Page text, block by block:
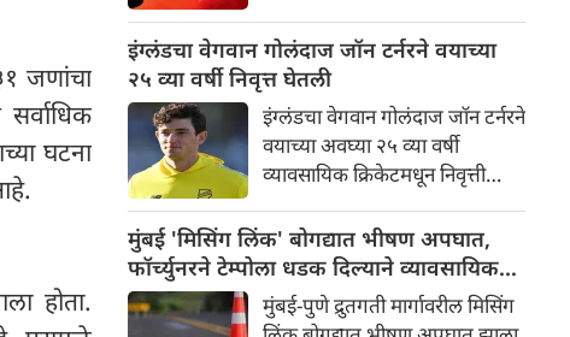
जणांचा
घटना
होता.
झाला. या गोळीबाराच्या घटनेत
आतापर्यंत सात जणांचा मृत्यू
झाल्याचे वृत्त आहे.
इंग्लंडचा वेगवान गोलंदाज जॉन टर्नरने वयाच्या
२५ व्या वर्षी निवृत्त घेतली
इंग्लंडचा वेगवान गोलंदाज जॉन टर्नरने
वयाच्या अवघ्या २५ व्या वर्षी
व्यावसायिक क्रिकेटमधून निवृत्ती
फक्त चार आंतरराष्ट्रीय सामने
खेळला.
मुंबई 'मिसिंग लिंक' बोगद्यात भीषण अपघात,
फॉर्च्युनरने टेम्पोला धडक दिल्याने व्यावसायिकचा
मृत्यू
मुंबई-पुणे द्रुतगती मार्गावरील मिसिंग